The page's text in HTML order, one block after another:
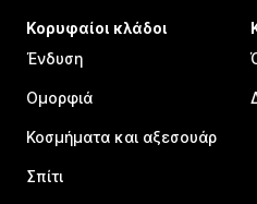
Κορυφαίοι κλάδοι
Ένδυση
Ομορφιά
Κοσμήματα και αξεσουάρ
Σπίτι